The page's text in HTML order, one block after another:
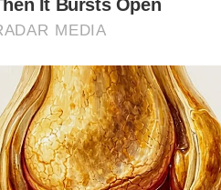
Jika sabit kesalahan,
mati, penjara seumur
hingga 20 tahun.
Muat turun aplikasi Sinar